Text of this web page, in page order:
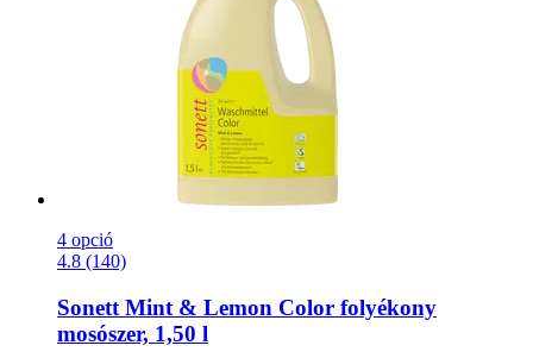
4 opció
4.8 (140)
Sonett Mint & Lemon Color folyékony
mosószer, 1,50 l